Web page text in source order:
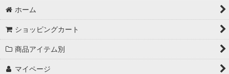
ホーム
ショッピングカート
商品アイテム別
マイページ